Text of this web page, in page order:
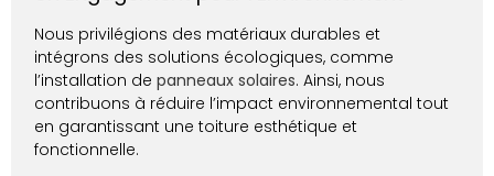
Nous privilégions des matériaux durables et
intégrons des solutions écologiques, comme
l’installation depanneaux solaires. Ainsi, nous
contribuons à réduire l’impact environnemental tout
en garantissant une toiture esthétique et
fonctionnelle.